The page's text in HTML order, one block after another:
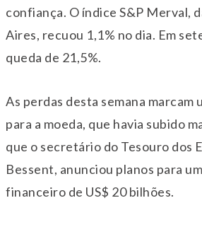
confiança. O índice S&P Merval,
Aires, recuou 1,1% no dia. Em
queda de 21,5%.
As perdas desta semana
para a moeda, que havia subido
que o secretário do Tesouro dos
Bessent, anunciou planos para
financeiro de US$ 20 bilhões.